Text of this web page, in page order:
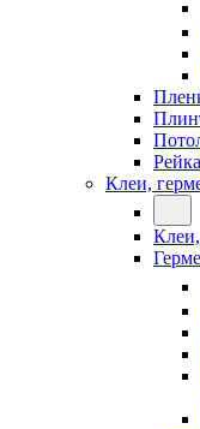
Клеи,